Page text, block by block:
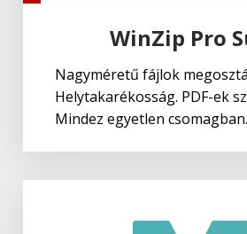
WinZip Pro
Nagyméretű fájlok
Helytakarékosság. PDF-ek
Mindez egyetlen csomagban.